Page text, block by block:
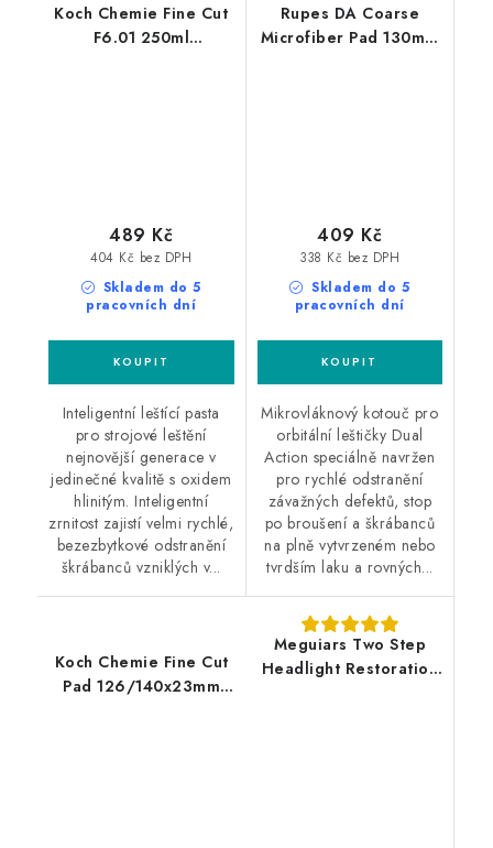
Koch Chemie Fine Cut
F6.01 250ml
Skladem do 5
pracovních dní
404 Kč bez DPH
489 Kč
Inteligentní leštící pasta
pro strojové leštění
nejnovější generace v
jedinečné kvalitě s oxidem
hlinitým. Inteligentní
zrnitost zajistí velmi rychlé,
bezezbytkové odstranění
škrábanců vzniklých v...
Rupes DA Coarse
Microfiber Pad 130mm
Skladem do 5
pracovních dní
338 Kč bez DPH
409 Kč
Mikrovláknový kotouč pro
orbitální leštičky Dual
Action speciálně navržen
pro rychlé odstranění
závažných defektů, stop
po broušení a škrábanců
na plně vytvrzeném nebo
tvrdším laku a rovných...
Koch Chemie Fine Cut
Pad 126/140x23mm
Meguiars Two Step
Headlight Restoration